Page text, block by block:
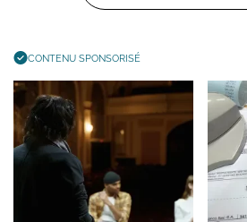
CONTENU SPONSORISÉ